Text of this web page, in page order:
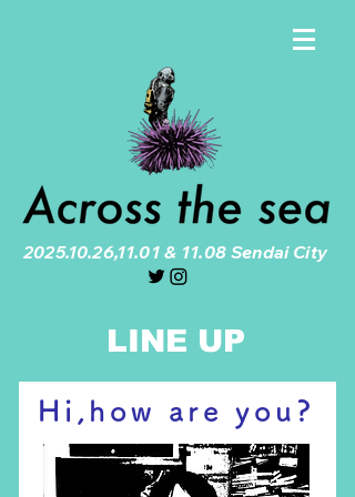
2025.10.26,11.01 & 11.08 Sendai City
LINE UP
Hi,how are you?